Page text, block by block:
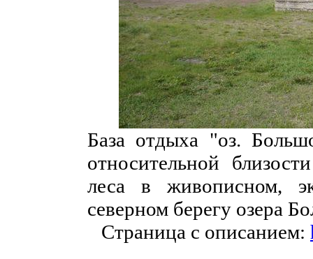
База отдыха "оз.
относительной
леса в живописном,
северном берегу озера
Страница с описанием: